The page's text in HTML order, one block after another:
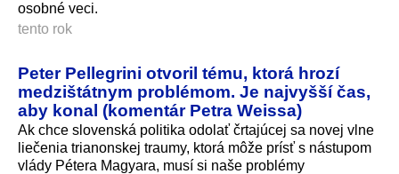
osobné veci.
tento rok
Peter Pellegrini otvoril tému, ktorá hrozí
medzištátnym problémom. Je najvyšší čas,
aby konal (komentár Petra Weissa)
Ak chce slovenská politika odolať črtajúcej sa novej vlne
liečenia trianonskej traumy, ktorá môže prísť s nástupom
vlády Pétera Magyara, musí si naše problémy